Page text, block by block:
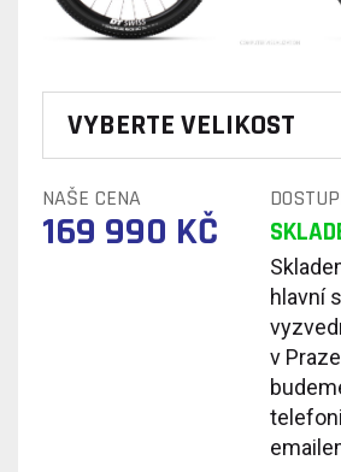
VYBERTE VELIKOST
NAŠE CENA
169 990 KČ
hlavní
v